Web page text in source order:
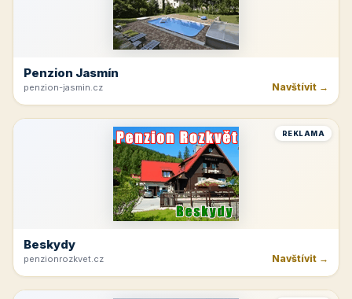
Penzion Jasmín
penzion-jasmin.cz Navštívit →
REKLAMA
Beskydy
penzionrozkvet.cz Navštívit →